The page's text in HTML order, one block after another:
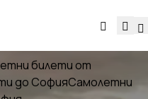
билети от
до СофияСамолетни